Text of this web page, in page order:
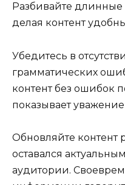
Разбивайте
делая контент
Убедитесь в
грамматических
контент без ошибок
показывает
Обновляйте контент
оставался
аудитории.